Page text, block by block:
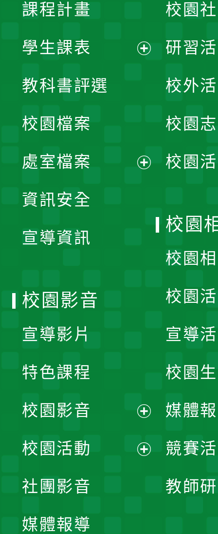
課程計畫
學生課表
單
教科書評選
校園檔案
處室檔案
資訊安全
宣導資訊
校園
研習
校外
校園
校園
校園
校園
校園
宣導
校園
媒體
競賽
教師
校園影音
宣導影片
特色課程
校園影音
開
校園活動
社團影音
媒體報導